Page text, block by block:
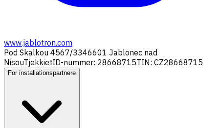
www.jablotron.com
Pod Skalkou 4567/3346601 Jablonec nad
NisouTjekkietID-nummer: 28668715TIN: CZ28668715
For installationspartnere